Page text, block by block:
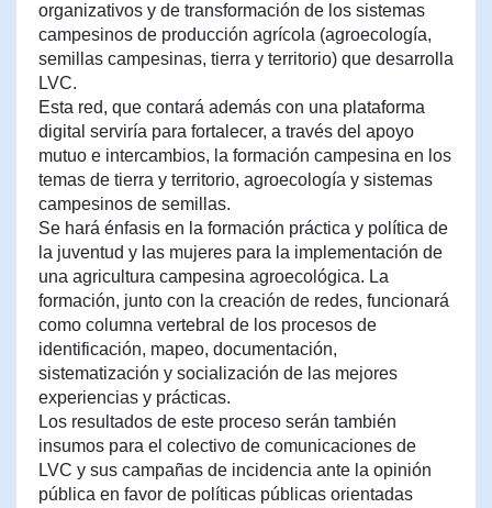
organizativos y de transformación de los sistemas
campesinos de producción agrícola (agroecología,
semillas campesinas, tierra y territorio) que desarrolla
LVC.
Esta red, que contará además con una plataforma
digital serviría para fortalecer, a través del apoyo
mutuo e intercambios, la formación campesina en los
temas de tierra y territorio, agroecología y sistemas
campesinos de semillas.
Se hará énfasis en la formación práctica y política de
la juventud y las mujeres para la implementación de
una agricultura campesina agroecológica. La
formación, junto con la creación de redes, funcionará
como columna vertebral de los procesos de
identificación, mapeo, documentación,
sistematización y socialización de las mejores
experiencias y prácticas.
Los resultados de este proceso serán también
insumos para el colectivo de comunicaciones de
LVC y sus campañas de incidencia ante la opinión
pública en favor de políticas públicas orientadas